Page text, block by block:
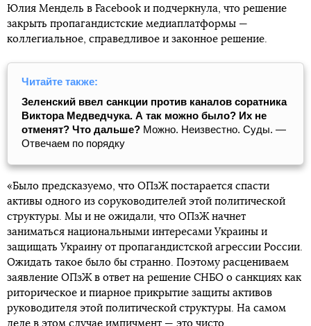
Юлия Мендель в Facebook и подчеркнула, что решение
закрыть пропагандистские медиаплатформы —
коллегиальное, справедливое и законное решение.
Читайте также:
Зеленский ввел санкции против каналов соратника
Виктора Медведчука. А так можно было? Их не
отменят? Что дальше? Можно. Неизвестно. Суды. —
Отвечаем по порядку
«Было предсказуемо, что ОПзЖ постарается спасти
активы одного из соруководителей этой политической
структуры. Мы и не ожидали, что ОПзЖ начнет
заниматься национальными интересами Украины и
защищать Украину от пропагандистской агрессии России.
Ожидать такое было бы странно. Поэтому расцениваем
заявление ОПзЖ в ответ на решение СНБО о санкциях как
риторическое и пиарное прикрытие защиты активов
руководителя этой политической структуры. На самом
деле в этом случае импичмент — это чисто